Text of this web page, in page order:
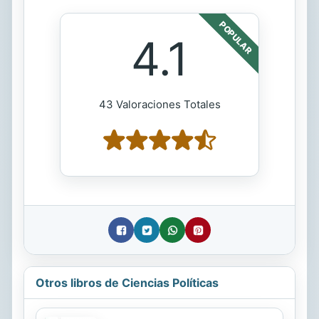
POPULAR
4.1
43 Valoraciones Totales
Otros libros de Ciencias Políticas